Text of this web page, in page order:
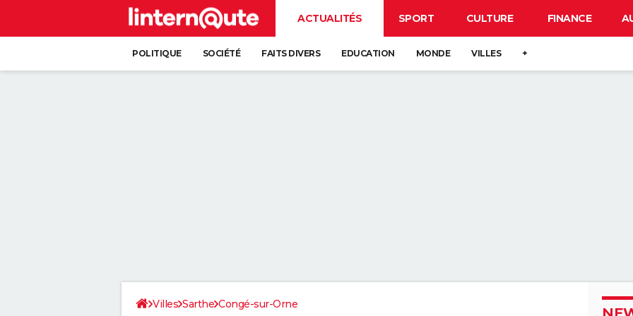
ACTUALITÉS SPORT CULTURE FINANCE
POLITIQUE SOCIÉTÉ FAITS DIVERS EDUCATION MONDE VILLES +
Villes Sarthe Congé-sur-Orne